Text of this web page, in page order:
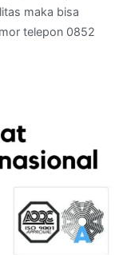
maka bisa
telepon 0852